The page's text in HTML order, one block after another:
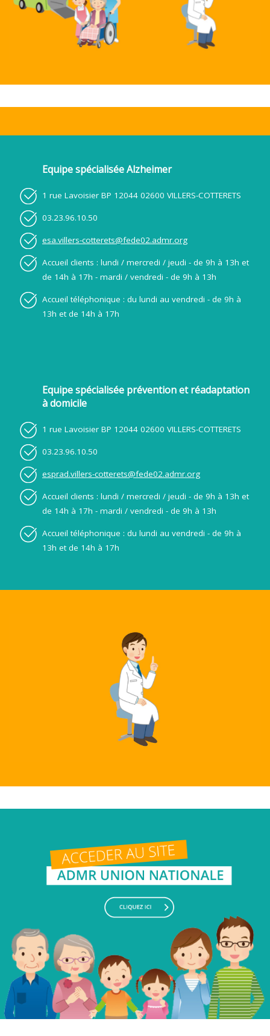
Equipe spécialisée Alzheimer
1 rue Lavoisier BP 12044 02600 VILLERS-COTTERETS
03.23.96.10.50
esa.villers-cotterets@fede02.admr.org
Accueil clients : lundi / mercredi / jeudi - de 9h à 13h et
de 14h à 17h - mardi / vendredi - de 9h à 13h
Accueil téléphonique : du lundi au vendredi - de 9h à
13h et de 14h à 17h
Equipe spécialisée prévention et réadaptation
à domicile
1 rue Lavoisier BP 12044 02600 VILLERS-COTTERETS
03.23.96.10.50
esprad.villers-cotterets@fede02.admr.org
Accueil clients : lundi / mercredi / jeudi - de 9h à 13h et
de 14h à 17h - mardi / vendredi - de 9h à 13h
Accueil téléphonique : du lundi au vendredi - de 9h à
13h et de 14h à 17h